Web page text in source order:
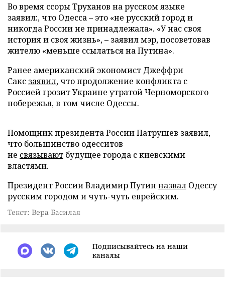
Во время ссоры Труханов на русском языке
заявил:, что Одесса – это «не русский город и
никогда России не принадлежала». «У нас своя
история и своя жизнь», – заявил мэр, посоветовав
жителю «меньше ссылаться на Путина».
Ранее американский экономист Джеффри
Сакс заявил, что продолжение конфликта с
Россией грозит Украине утратой Черноморского
побережья, в том числе Одессы.
Помощник президента России Патрушев заявил,
что большинство одесситов
не связывают будущее города с киевскими
властями.
Президент России Владимир Путин назвал Одессу
русским городом и чуть-чуть еврейским.
Текст: Вера Басилая
Подписывайтесь на наши
каналы